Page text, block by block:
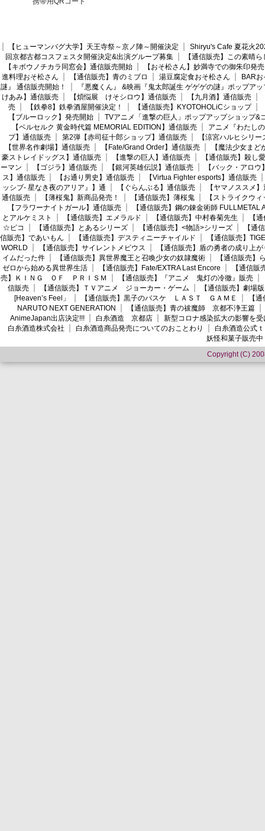
【ヒューマンバグ大学】天王寺祭～京ノ陣～開催決定
Shiryu's Cafe 夏花火
回京都古都コスフェスタ開催決定&出演グループ募集
【通信販売】この素晴
【キボウノチカラ同窓会】通信販売開始
【おそ松さん】妙満寺での御朱印発売
進料理おそ松さん
【通信販売】青のミブロ 湯豆腐定食おそ松さん
BAR
謎』 通信販売開始！
『悪魔くん』 &映画『鬼太郎誕生 ゲゲゲの謎』ポップア
けあみ】通信販売
【煩悩展 けそシロウ】通信販売 【九月酒】通信販売
売
【鉄拳8】鉄拳酒屋開催決定！ 【通信販売】KYOTOHOLiCショップ
【ブルーロック】発売開始
TVアニメ「進撃の巨人」ポップアップショップ&
【ベルセルク 黄金時代篇 MEMORIAL EDITION】通信販売
アニメ『わたし
プ】通信販売
第2弾【赤司征十郎ショップ】通信販売
【涼宮ハルヒシリ
【世界名作劇場】通信販売
【Fate/Grand Order】通信販売
【魔法少女ま
豪ストレイドッグス】通信販売
【進撃の巨人】通信販売
【通信販売】殺し愛
ーマン
【ゴジラ】通信販売 【銀河英雄伝説】通信販売
【バック・アロウ
ス】通信販売
【お通り男史】通信販売
【Virtua Fighter esports】通信販売
ッシブ- 星なき夜のアリア』】通
【ぐらんぶる】通信販売
【ヤマノススメ
通信販売
【薄桜鬼】新商品発売！ 【通信販売】薄桜鬼
【ストライクウ
【フラワーナイトガール】通信販売
【通信販売】鋼の錬金術師 FULLMETAL
とアルケミスト
【通信販売】エメラルド 【通信販売】中村春菊先生
【
☆ピコ
【通信販売】とあるシリーズ 【通信販売】<物語>シリーズ
【通
信販売】であいもん
【通信販売】デスティニーチャイルド
【通信販売】
WORLD
【通信販売】サイレントメビウス
【通信販売】盾の勇者の成り上が
イムだった件
【通信販売】異世界魔王と召喚少女の奴隷魔術
【通信販売】
ゼロから始める異世界生活
【通信販売】Fate/EXTRA Last Encore
【通信
売】ＫＩＮＧ ＯＦ ＰＲＩＳＭ
【通信販売】『アニメ 鬼灯の冷徹』販売
信販売
【通信販売】ＴＶアニメ ジョーカー・ゲーム
【通信販売】劇場
[Heaven’s Feel」
【通信販売】黒子のバスケ ＬＡＳＴ ＧＡＭＥ
【
NARUTO NEXT GENERATION
【通信販売】青の祓魔師 京都不浄王篇
AnimeJapan出店決定!!!
白糸酒造 京都店
新型コロナ感染拡大の影響を
白糸酒造株式会社
白糸酒造商品発売についてのおことわり
白糸酒造公式
妖怪和菓子販売中
Copyright (C)